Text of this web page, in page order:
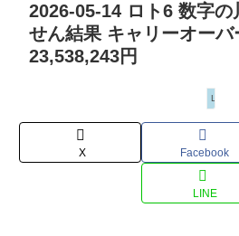
2026-05-14 ロト6 数字
せん結果 キャリーオーバ
23,538,243円
Loto
X Facebook
LINE